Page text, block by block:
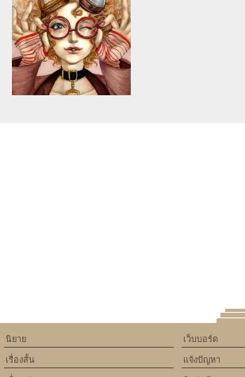
will throw an Error in a future
version of PHP) in
/home/keedkean/domains/keedkean.com/
on line534
หนุ่มเพลย์บอยกับสาวๆทั้ง29คน
เว็บบอร์ด
แจ้งปัญหา
นิยาย
เรื่องสั้น